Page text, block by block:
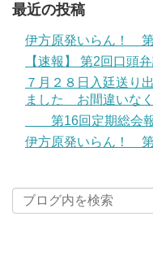
最近の投稿
伊方原発いらん！
【速報】 第2回口頭
７月２８日入廷送り
ました お間違いなく
第16回定期総会
伊方原発いらん！